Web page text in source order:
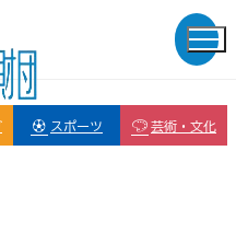
スポーツ 芸術・文化